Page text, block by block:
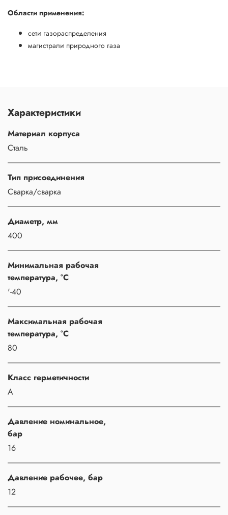
Области применения:
сети газораспределения
магистрали природного газа
Характеристики
Материал корпуса
Сталь
Тип присоединения
Сварка/сварка
Диаметр, мм
400
Минимальная рабочая
температура, °C
'-40
Максимальная рабочая
температура, °C
80
Класс герметичности
A
Давление номинальное,
бар
16
Давление рабочее, бар
12